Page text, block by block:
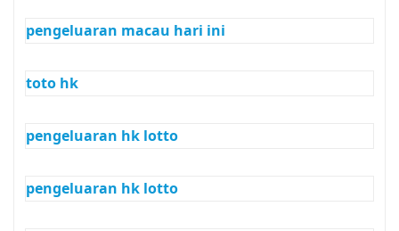
pengeluaran macau hari ini
toto hk
pengeluaran hk lotto
pengeluaran hk lotto